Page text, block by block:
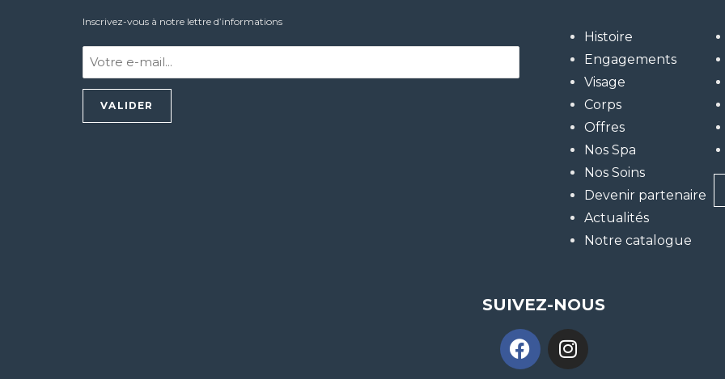
Inscrivez-vous à notre lettre d’informations
Votre
e-
mail
:
Histoire
Engagements
Visage
Corps
Offres
Nos Spa
Nos Soins
Devenir partenaire
Actualités
Notre catalogue
SUIVEZ-NOUS